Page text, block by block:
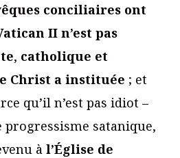
conciliaires ont
II n’est pas
, catholique et
Christ a instituée ; et
qu’il n’est pas idiot –
progressisme satanique,
à l’Église de